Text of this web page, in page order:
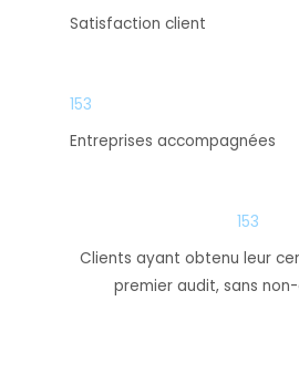
Satisfaction client
153
Entreprises accompagnées
153
Clients ayant obtenu leur
premier audit, sans